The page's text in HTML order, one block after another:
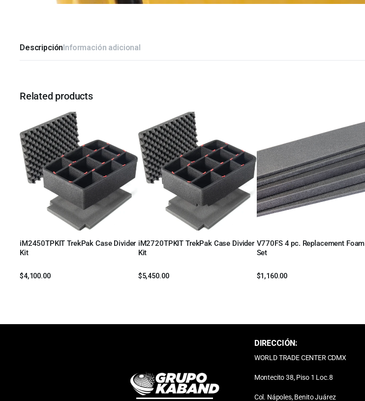
DescripciónInformación adicional
Related products
iM2450TPKIT TrekPak Case Divider
Kit
$4,100.00
iM2720TPKIT TrekPak Case Divider
Kit
$5,450.00
V770FS 4 pc. Replacement Foam
SetLeer más
$1,160.00
DIRECCIÓN:
WORLD TRADE CENTER CDMX
Montecito 38, Piso 1 Loc.8
Col. Nápoles, Benito Juárez